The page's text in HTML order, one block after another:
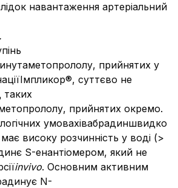
навантаження артеріальний
прийнятих у
суттєво не
таких
прийнятих окремо.
умовахівабрадиншвидко
високу розчинність у воді (>
S-енантіомером, який не
invivo. Основним активним
N-